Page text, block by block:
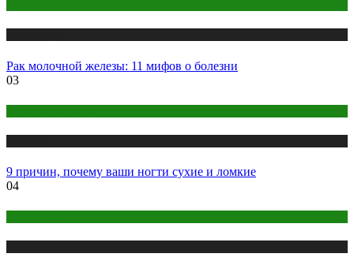
Рак молочной железы: 11 мифов о болезни
03
9 причин, почему ваши ногти сухие и ломкие
04